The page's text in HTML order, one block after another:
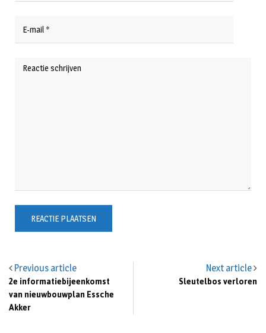
Previous article
2e informatiebijeenkomst
van nieuwbouwplan Essche
Akker
Next article
Sleutelbos verloren